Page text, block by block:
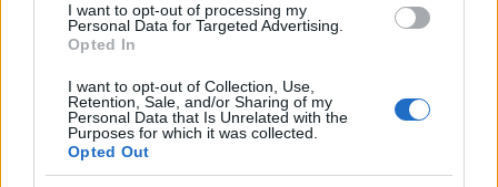
I want to opt-out of processing my
Personal Data for Targeted Advertising.
Opted In
I want to opt-out of Collection, Use,
Retention, Sale, and/or Sharing of my
Personal Data that Is Unrelated with the
Purposes for which it was collected.
Opted Out